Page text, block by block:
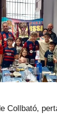
Collbató,